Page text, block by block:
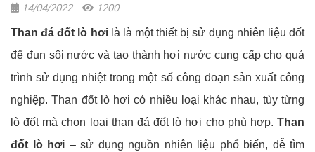
14/04/2022 1200
Than đá đốt lò hơilà là một thiết bị sử dụng nhiên liệu đốt
để đun sôi nước và tạo thành hơi nước cung cấp cho quá
trình sử dụng nhiệt trong một số công đoạn sản xuất công
nghiệp. Than đốt lò hơi có nhiều loại khác nhau, tùy từng
lò đốt mà chọn loại than đá đốt lò hơi cho phù hợp. Than
đốt lò hơi – sử dụng nguồn nhiên liệu phổ biến, dễ tìm